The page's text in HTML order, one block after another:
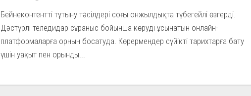
Бейнеконтентті тұтыну тәсілдері соңғы онжылдықта түбегейлі өзгерді.
Дәстүрлі теледидар сұраныс бойынша көруді ұсынатын онлайн-
платформаларға орнын босатуда. Көрермендер сүйікті тарихтарға бату
үшін уақыт пен орынды...